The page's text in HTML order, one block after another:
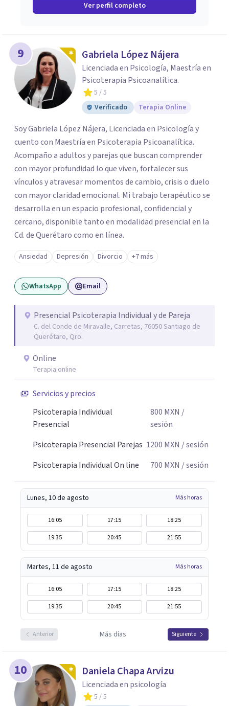
Ver perfil completo
9 Gabriela López Nájera
Licenciada en Psicología, Maestría en
Psicoterapia Psicoanalítica.
5 / 5
Verificado
Terapia Online
Soy Gabriela López Nájera, Licenciada en Psicología y
cuento con Maestría en Psicoterapia Psicoanalítica.
Acompaño a adultos y parejas que buscan comprender
con mayor profundidad lo que viven, fortalecer sus
vínculos y atravesar momentos de cambio, crisis o duelo
con mayor claridad emocional. Mi trabajo terapéutico se
desarrolla en un espacio profesional, confidencial y
cercano, disponible tanto en modalidad presencial en la
Cd. de Querétaro como en línea.
Ansiedad Depresión Divorcio +7 más
WhatsApp Email
Presencial Psicoterapia Individual y de Pareja
C. del Conde de Miravalle, Carretas, 76050 Santiago de
Querétaro, Qro.
Online
Terapia online
Servicios y precios
Psicoterapia Individual
Presencial
800 MXN /
sesión
Psicoterapia Presencial Parejas 1200 MXN / sesión
Psicoterapia Individual On line
700 MXN / sesión
Lunes, 10 de agosto Más horas
16:05 17:15
18:25
19:35
20:45 21:55
Martes, 11 de agosto Más horas
16:05 17:15
18:25
19:35
20:45 21:55
Anterior Más días Siguiente
10 Daniela Chapa Arvizu
Licenciada en psicología
5 / 5